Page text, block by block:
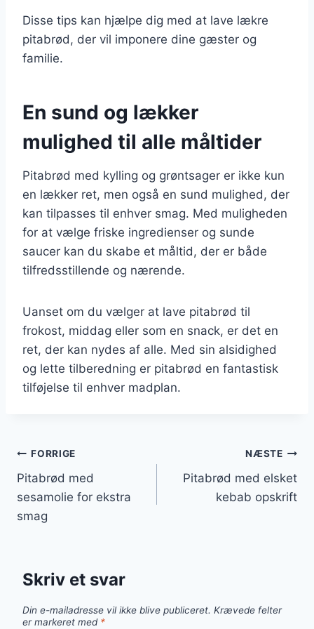
Disse tips kan hjælpe dig med at lave lækre
pitabrød, der vil imponere dine gæster og
familie.
En sund og lækker
mulighed til alle måltider
Pitabrød med kylling og grøntsager er ikke kun
en lækker ret, men også en sund mulighed, der
kan tilpasses til enhver smag. Med muligheden
for at vælge friske ingredienser og sunde
saucer kan du skabe et måltid, der er både
tilfredsstillende og nærende.
Uanset om du vælger at lave pitabrød til
frokost, middag eller som en snack, er det en
ret, der kan nydes af alle. Med sin alsidighed
og lette tilberedning er pitabrød en fantastisk
tilføjelse til enhver madplan.
Indlægsnavigation
FORRIGE
Pitabrød med
sesamolie for ekstra
smag
NÆSTE
Pitabrød med elsket
kebab opskrift
Skriv et svar
Din e-mailadresse vil ikke blive publiceret. Krævede felter
er markeret med *